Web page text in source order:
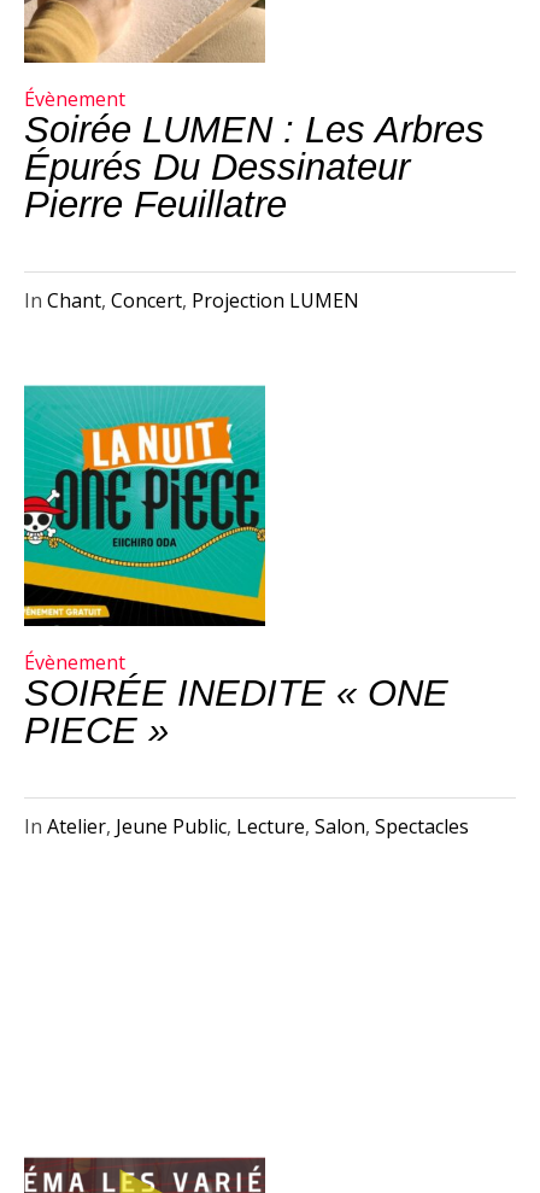
Évènement
Soirée LUMEN : Les Arbres
Épurés Du Dessinateur
Pierre Feuillatre
In Chant, Concert, Projection LUMEN
Évènement
SOIRÉE INEDITE « ONE
PIECE »
In Atelier, Jeune Public, Lecture, Salon, Spectacles